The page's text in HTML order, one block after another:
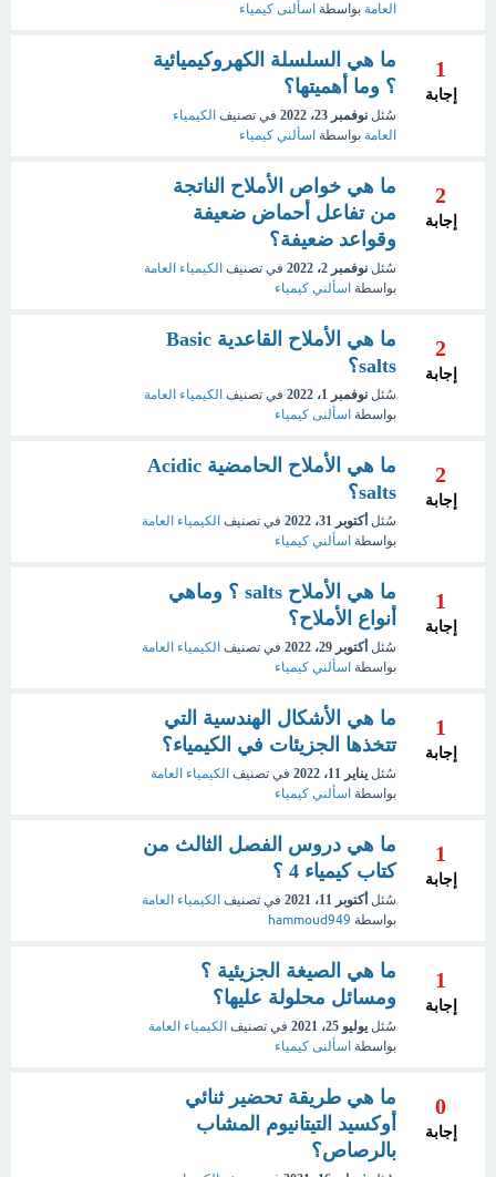
العامة بواسطة اسألنى كيمياء
1
إجابة
ما هي السلسلة الكهروكيميائية
؟ وما أهميتها؟
سُئل نوفمبر 23، 2022 في تصنيف الكيمياء
العامة بواسطة اسألني كيمياء
2
إجابة
ما هي خواص الأملاح الناتجة
من تفاعل أحماض ضعيفة
وقواعد ضعيفة؟
سُئل نوفمبر 2، 2022 في تصنيف الكيمياء العامة
بواسطة اسألني كيمياء
2
إجابة
ما هي الأملاح القاعدية Basic
salts؟
سُئل نوفمبر 1، 2022 في تصنيف الكيمياء العامة
بواسطة اسألنى كيمياء
2
إجابة
ما هي الأملاح الحامضية Acidic
salts؟
سُئل أكتوبر 31، 2022 في تصنيف الكيمياء العامة
بواسطة اسألني كيمياء
1
إجابة
ما هي الأملاح salts ؟ وماهي
أنواع الأملاح؟
سُئل أكتوبر 29، 2022 في تصنيف الكيمياء العامة
بواسطة اسألني كيمياء
1
إجابة
ما هي الأشكال الهندسية التي
تتخذها الجزيئات في الكيمياء؟
سُئل يناير 11، 2022 في تصنيف الكيمياء العامة
بواسطة اسألني كيمياء
1
إجابة
ما هي دروس الفصل الثالث من
كتاب كيمياء 4 ؟
سُئل أكتوبر 11، 2021 في تصنيف الكيمياء العامة
بواسطة hammoud949
1
إجابة
ما هي الصيغة الجزيئية ؟
ومسائل محلولة عليها؟
سُئل يوليو 25، 2021 في تصنيف الكيمياء العامة
بواسطة اسألنى كيمياء
0
إجابة
ما هي طريقة تحضير ثنائي
أوكسيد التيتانيوم المشاب
بالرصاص؟